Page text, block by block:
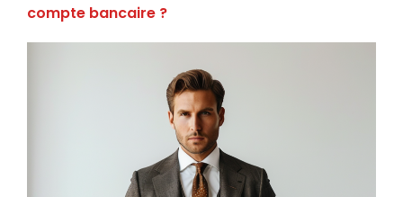
compte bancaire ?